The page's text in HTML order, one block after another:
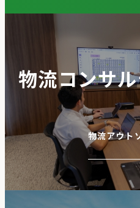
物流コンサ
物流アウト